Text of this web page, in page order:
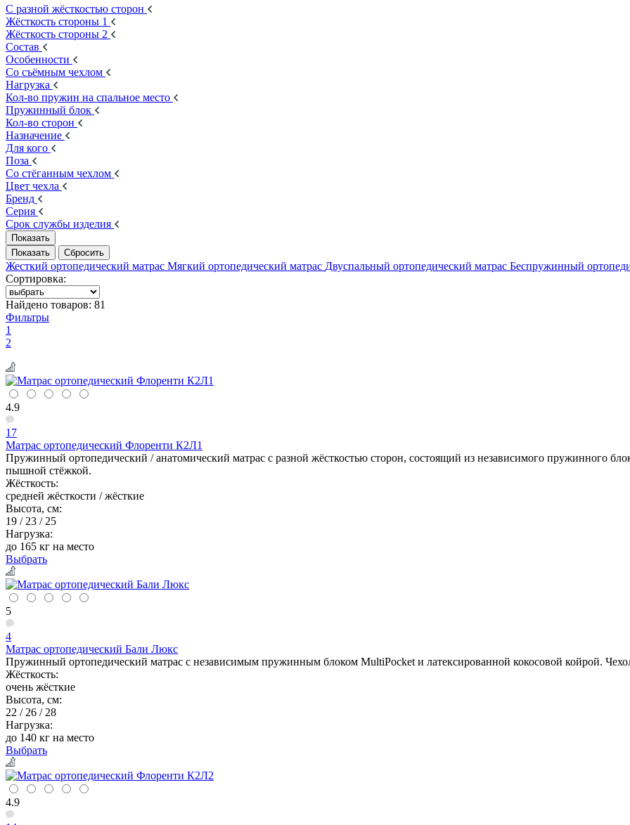
С разной жёсткостью сторон
Жёсткость стороны 1
Жёсткость стороны 2
Состав
Особенности
Со съёмным чехлом
Нагрузка
Кол-во пружин на спальное место
Пружинный блок
Кол-во сторон
Назначение
Для кого
Поза
Со стёганным чехлом
Цвет чехла
Бренд
Серия
Срок службы изделия
Жесткий ортопедический матрас Мягкий ортопедический матрас Двуспальный ортопедический матрас Беспружинный
Сортировка:
Найдено товаров: 81
Фильтры
1
2
4.9
17
Матрас ортопедический Флоренти К2Л1
Пружинный ортопедический / анатомический матрас с разной жёсткостью сторон, состоящий из независимого пружинного
пышной стёжкой.
Жёсткость:
средней жёсткости / жёсткие
Высота, см:
19 / 23 / 25
Нагрузка:
до 165 кг на место
Выбрать
5
4
Матрас ортопедический Бали Люкс
Пружинный ортопедический матрас с независимым пружинным блоком MultiPocket и латексированной кокосовой койрой.
Жёсткость:
очень жёсткие
Высота, см:
22 / 26 / 28
Нагрузка:
до 140 кг на место
Выбрать
4.9